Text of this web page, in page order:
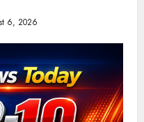
6, 2026